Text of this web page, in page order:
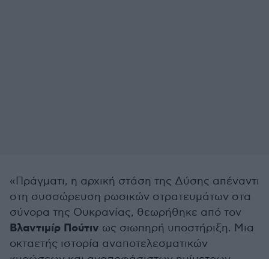
«Πράγματι, η αρχική στάση της Δύσης απέναντι
στη συσσώρευση ρωσικών στρατευμάτων στα
σύνορα της Ουκρανίας, θεωρήθηκε από τον
Βλαντιμίρ Πούτιν ως σιωπηρή υποστήριξη. Μια
οκταετής ιστορία αναποτελεσματικών